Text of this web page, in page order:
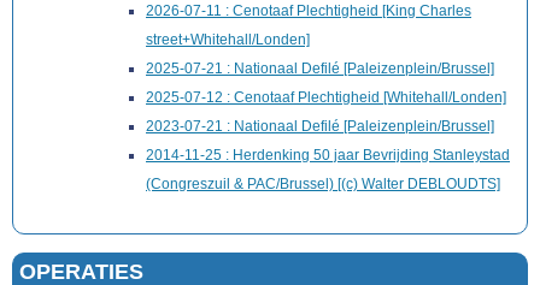
2026-07-11 : Cenotaaf Plechtigheid [King Charles
street+Whitehall/Londen]
2025-07-21 : Nationaal Defilé [Paleizenplein/Brussel]
2025-07-12 : Cenotaaf Plechtigheid [Whitehall/Londen]
2023-07-21 : Nationaal Defilé [Paleizenplein/Brussel]
2014-11-25 : Herdenking 50 jaar Bevrijding Stanleystad
(Congreszuil & PAC/Brussel) [(c) Walter DEBLOUDTS]
OPERATIES